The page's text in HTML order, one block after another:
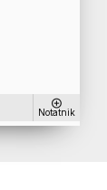
Notatnik